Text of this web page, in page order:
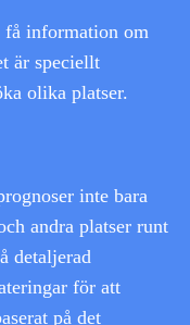
få information om
är speciellt
olika platser.
inte bara
andra platser runt
detaljerad
för att
på det